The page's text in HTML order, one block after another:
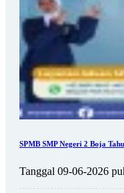
SPMB SMP Negeri 2 Boja
Tanggal 09-06-2026